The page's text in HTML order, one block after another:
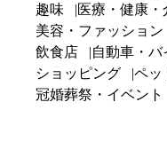
趣味
医療・健康・
美容・ファッション
飲食店
自動車・バ
ショッピング
ペッ
冠婚葬祭・イベント